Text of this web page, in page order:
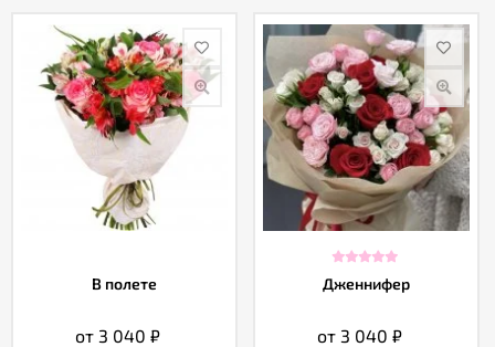
В полете
от 3 040 ₽
Дженнифер
от 3 040 ₽